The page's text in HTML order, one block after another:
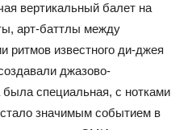
вертикальный балет на
арт-баттлы между
ритмов известного ди-джея
джазово-
специальная, с нотками
значимым событием в